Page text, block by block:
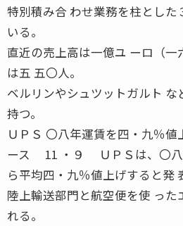
特別積み合 わせ業務を柱とした
いる。
直近の売上高は一億ユ ーロ（
は五 五〇人。
ベルリンやシュツットガルト な
持つ。
ＵＰＳ 〇八年運賃を四・九％
ース 11 ・９ ＵＰＳは、〇八
ら平均四・九％値上げすると発
陸上輸送部門と航空便を使 った
れる。